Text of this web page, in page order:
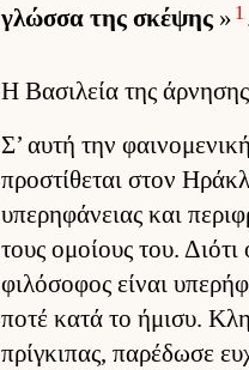
γλώσσα της σκέψης » 1
Η Βασιλεία της άρνησης
Σ’ αυτή την
προστίθεται στον
υπερηφάνειας και
τους ομοί­ους του. Διότι
φιλόσοφος εί­ναι
ποτέ κατά το ήμισυ.
πρίγκιπας, παρέδωσε